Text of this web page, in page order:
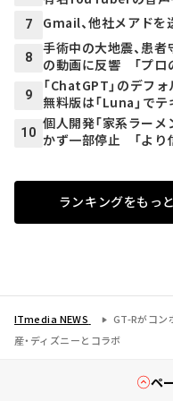
7 Gmail、他社メアド
8
手術中の大地震、患
の動画に反響 「プロの
9
「ChatGPT」のデフ
無料版は「Luna」で
10
個人開発「家系ラー
かず一部停止 「より
ランキングをもっ
ITmedia NEWS
GT-Rがコン
産・ディズニーとコラボ
ペ